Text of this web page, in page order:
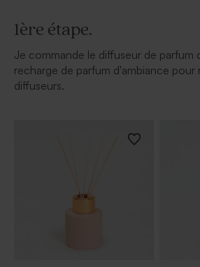
1ère étape.
Je commande le diffuseur de parfum
recharge de parfum d'ambiance pour
diffuseurs.